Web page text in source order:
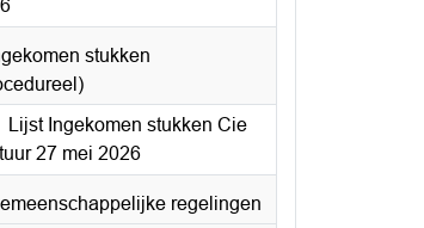
stukken
Lijst Ingekomen stukken Cie
27 mei 2026
regelingen